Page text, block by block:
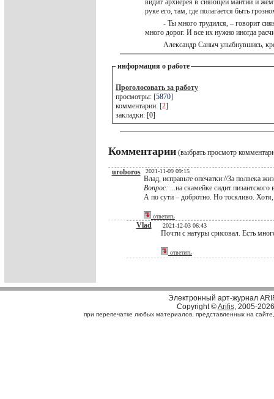
видит архиерея в сияющей мантии и
руке его, там, где полагается быть
- Ты много трудился, – говорит
много дорог. И все их нужно иногда
Александр Саныч улыбнувшись,
информация о работе
Проголосовать за работу
просмотры: [5870]
комментарии: [2]
закладки: [0]
Комментарии (выбрать просмотр
uroboros 2021-11-09 09:15
Влад, исправьте опечатки://За полвека
Вопрос: ...на скамейке сидит
А по сути – добротно. Но тоскливо.
ответить
Vlad 2021-12-03 06:43
Почти с натуры срисовал. Есть
ответить
Электронный арт-журнал
Copyright ©Arifis, 2005-2026
при перепечатке любых материалов, представленных на